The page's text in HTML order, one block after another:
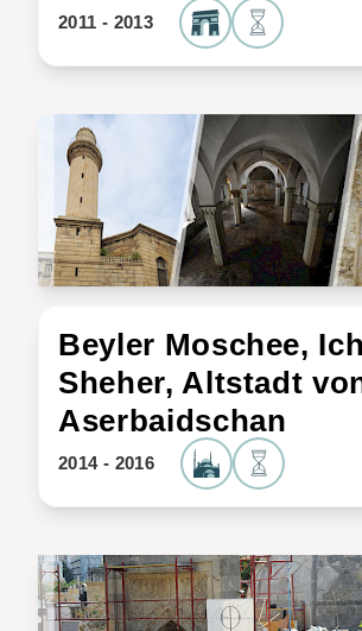
2011 - 2013
Beyler Moschee,
Sheher, Altstadt
Aserbaidschan
2014 - 2016